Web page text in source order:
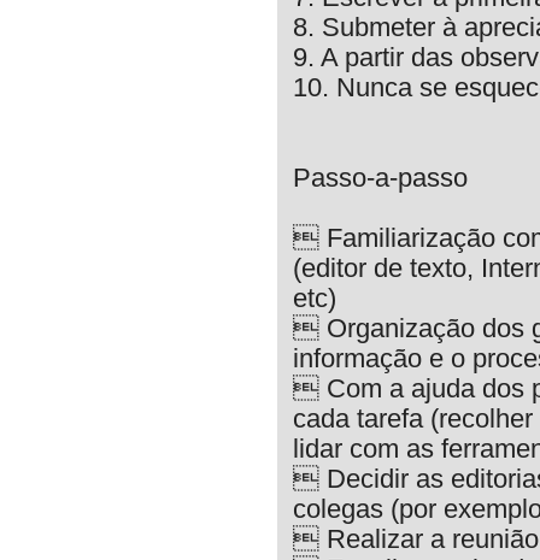
8. Submeter à
9. A partir das
10. Nunca se
Passo-a-passo
 Familiarização
(editor de texto,
etc)
 Organização dos
informação e o
 Com a ajuda dos
cada tarefa
lidar com as
 Decidir as
colegas (por
 Realizar a